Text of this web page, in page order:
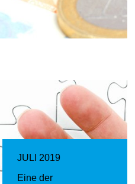
JULI 2019
Eine der